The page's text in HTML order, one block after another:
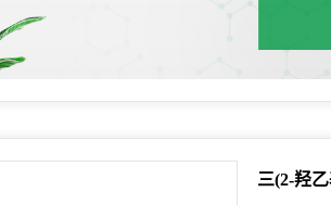
三(2-羟